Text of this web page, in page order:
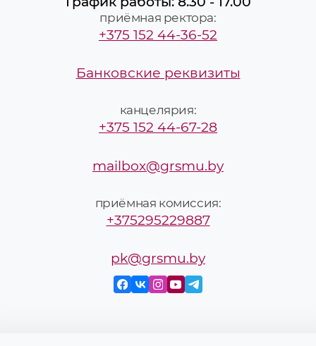
приёмная ректора:
+375 152 44-36-52
Банковские реквизиты
канцелярия:
+375 152 44-67-28
mailbox@grsmu.by
приёмная комиссия:
+375295229887
pk@grsmu.by